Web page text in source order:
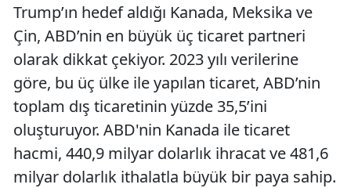
Trump’ın hedef aldığı Kanada, Meksika ve
Çin, ABD’nin en büyük üç ticaret partneri
olarak dikkat çekiyor. 2023 yılı verilerine
göre, bu üç ülke ile yapılan ticaret, ABD’nin
toplam dış ticaretinin yüzde 35,5’ini
oluşturuyor. ABD'nin Kanada ile ticaret
hacmi, 440,9 milyar dolarlık ihracat ve 481,6
milyar dolarlık ithalatla büyük bir paya sahip.